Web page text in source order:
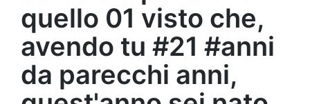
quello 01 visto che,
avendo tu #21 #anni
da parecchi anni,